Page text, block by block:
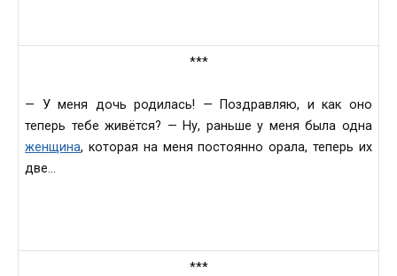
***
— У меня дочь родилась! — Поздравляю, и как оно
теперь тебе живётся? — Ну, раньше у меня была одна
женщина, которая на меня постоянно орала, теперь их
две…
***